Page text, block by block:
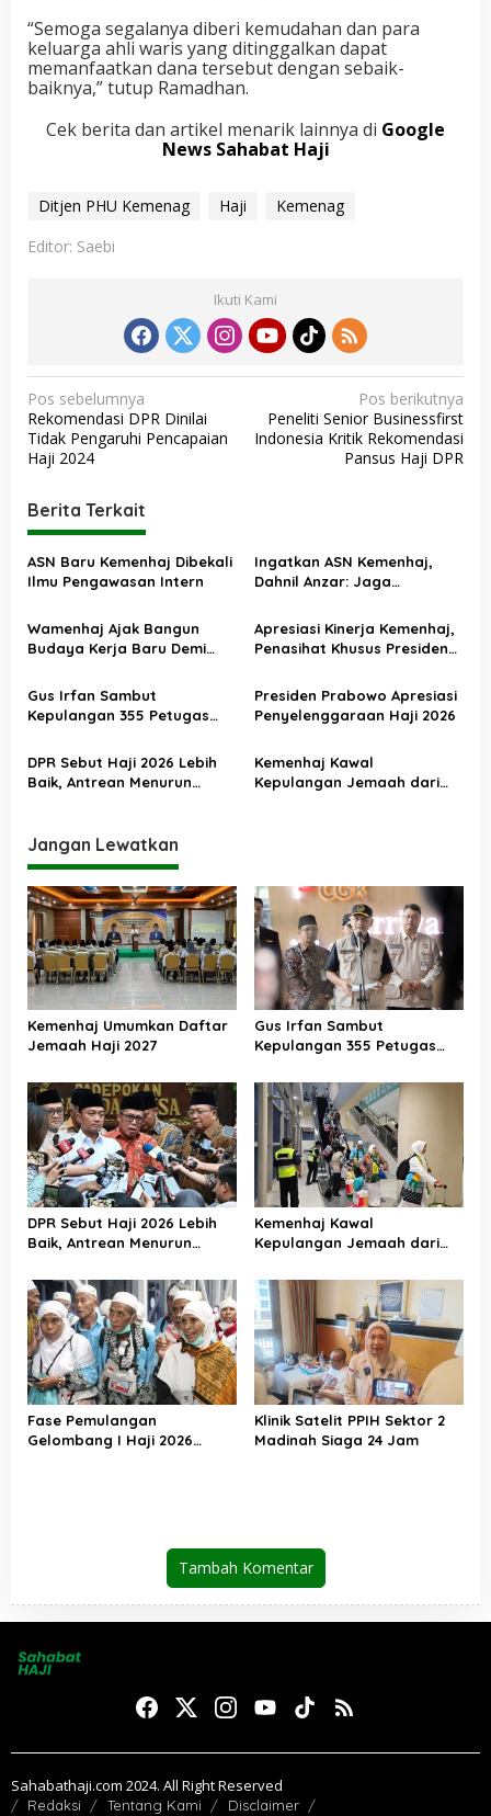
“Semoga segalanya diberi kemudahan dan para
keluarga ahli waris yang ditinggalkan dapat
memanfaatkan dana tersebut dengan sebaik-
baiknya,” tutup Ramadhan.
Cek berita dan artikel menarik lainnya di Google
News Sahabat Haji
Ditjen PHU Kemenag Haji
Kemenag
Editor: Saebi
Ikuti Kami
N
a
v
g
a
s
p
s
Pos sebelumnya
Rekomendasi DPR Dinilai
Tidak Pengaruhi Pencapaian
Haji 2024
Pos berikutnya
Peneliti Senior Businessfirst
Indonesia Kritik Rekomendasi
Pansus Haji DPR
Berita Terkait
ASN Baru Kemenhaj Dibekali
Ilmu Pengawasan Intern
Ingatkan ASN Kemenhaj,
Dahnil Anzar: Jaga
Menjadikan Jemaah
sebagai Komoditas
Wamenhaj Ajak Bangun
Budaya Kerja Baru Demi
Jemaah
Apresiasi Kinerja Kemenhaj,
Penasihat Khusus Presiden
Penyelenggaraan Haji
Berjalan Baik
Gus Irfan Sambut
Kepulangan 355 Petugas
Presiden Prabowo Apresiasi
Penyelenggaraan Haji 2026
DPR Sebut Haji 2026 Lebih
Baik, Antrean Menurun
Kemenhaj Kawal
Kepulangan Jemaah dari
Jangan Lewatkan
Kemenhaj Umumkan Daftar
Jemaah Haji 2027
Gus Irfan Sambut
Kepulangan 355 Petugas
DPR Sebut Haji 2026 Lebih
Baik, Antrean Menurun
Kemenhaj Kawal
Kepulangan Jemaah dari
Akan Didistribusikan di
Tanah Air
Fase Pemulangan
Gelombang I Haji 2026
Klinik Satelit PPIH Sektor 2
Madinah Siaga 24 Jam
Tambah Komentar
Sahabathaji.com 2024. All Right Reserved
Redaksi Tentang Kami Disclaimer